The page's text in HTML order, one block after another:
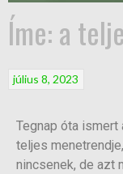
Íme: a
július 8, 2023
Tegnap óta
teljes
nincsenek, de azt